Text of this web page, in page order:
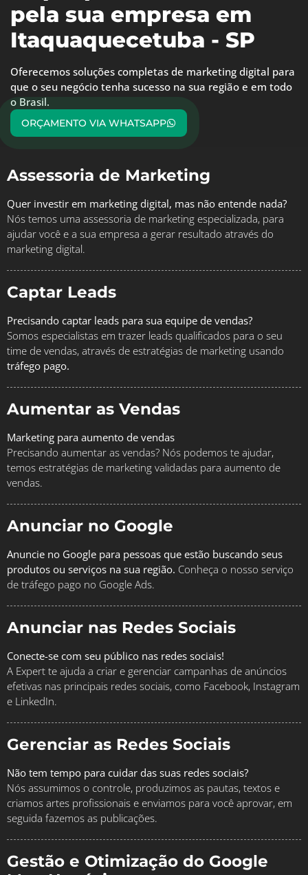
pela sua empresa em
Itaquaquecetuba - SP
Oferecemos soluções completas de marketing digital para
que o seu negócio tenha sucesso na sua região e em todo
o Brasil.
ORÇAMENTO VIA WHATSAPP
Assessoria de Marketing
Quer investir em marketing digital, mas não entende nada?
Nós temos uma assessoria de marketing especializada, para
ajudar você e a sua empresa a gerar resultado através do
marketing digital.
Captar Leads
Precisando captar leads para sua equipe de vendas?
Somos especialistas em trazer leads qualificados para o seu
time de vendas, através de estratégias de marketing usando
tráfego pago.
Aumentar as Vendas
Marketing para aumento de vendas
Precisando aumentar as vendas? Nós podemos te ajudar,
temos estratégias de marketing validadas para aumento de
vendas.
Anunciar no Google
Anuncie no Google para pessoas que estão buscando seus
produtos ou serviços na sua região. Conheça o nosso serviço
de tráfego pago no Google Ads.
Anunciar nas Redes Sociais
Conecte-se com seu público nas redes sociais!
A Expert te ajuda a criar e gerenciar campanhas de anúncios
efetivas nas principais redes sociais, como Facebook, Instagram
e LinkedIn.
Gerenciar as Redes Sociais
Não tem tempo para cuidar das suas redes sociais?
Nós assumimos o controle, produzimos as pautas, textos e
criamos artes profissionais e enviamos para você aprovar, em
seguida fazemos as publicações.
Gestão e Otimização do Google